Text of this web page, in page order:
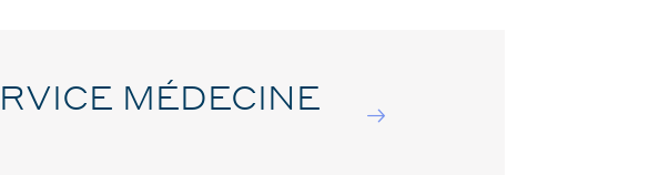
MÉDECINE